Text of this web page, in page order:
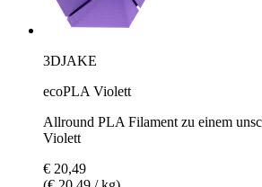
3DJAKE
ecoPLA Violett
Allround PLA Filament zu einem
Violett
€ 20,49